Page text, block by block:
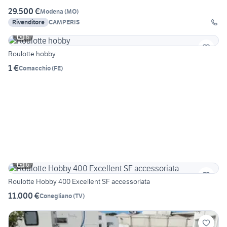
29.500 €Modena (MO)
Rivenditore CAMPERIS
6
Roulotte hobby
1 €Comacchio(FE)
6
Roulotte Hobby 400 Excellent SF accessoriata
11.000 €Conegliano(TV)